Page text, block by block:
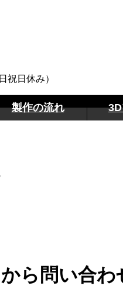
祝日休み）
製作の流れ
ら問い合わ